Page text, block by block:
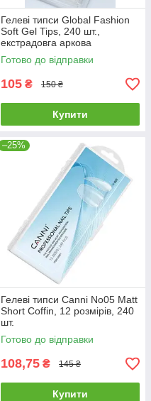
Гелеві типси Global Fashion
Soft Gel Tips, 240 шт.,
екстрадовга аркова
балерина, прозорі
Готово до відправки
105 ₴ 150 ₴
Купити
–25%
Гелеві типси Canni No05 Matt
Short Coffin, 12 розмірів, 240
шт.
Готово до відправки
108,75 ₴ 145 ₴
Купити